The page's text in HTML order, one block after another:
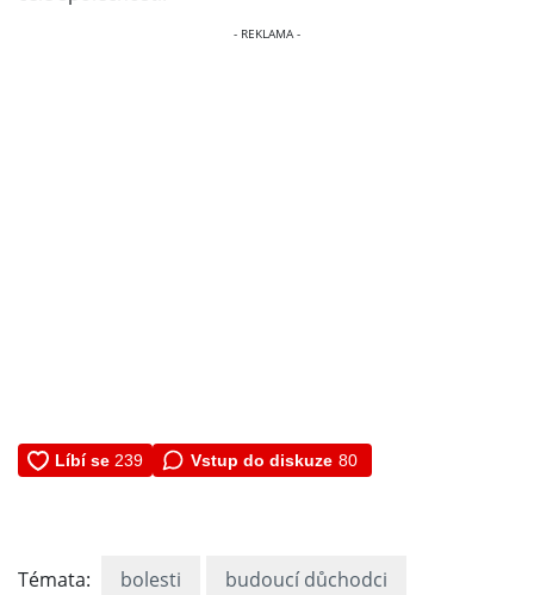
Vstup do diskuze 80
Témata: bolesti budoucí důchodci